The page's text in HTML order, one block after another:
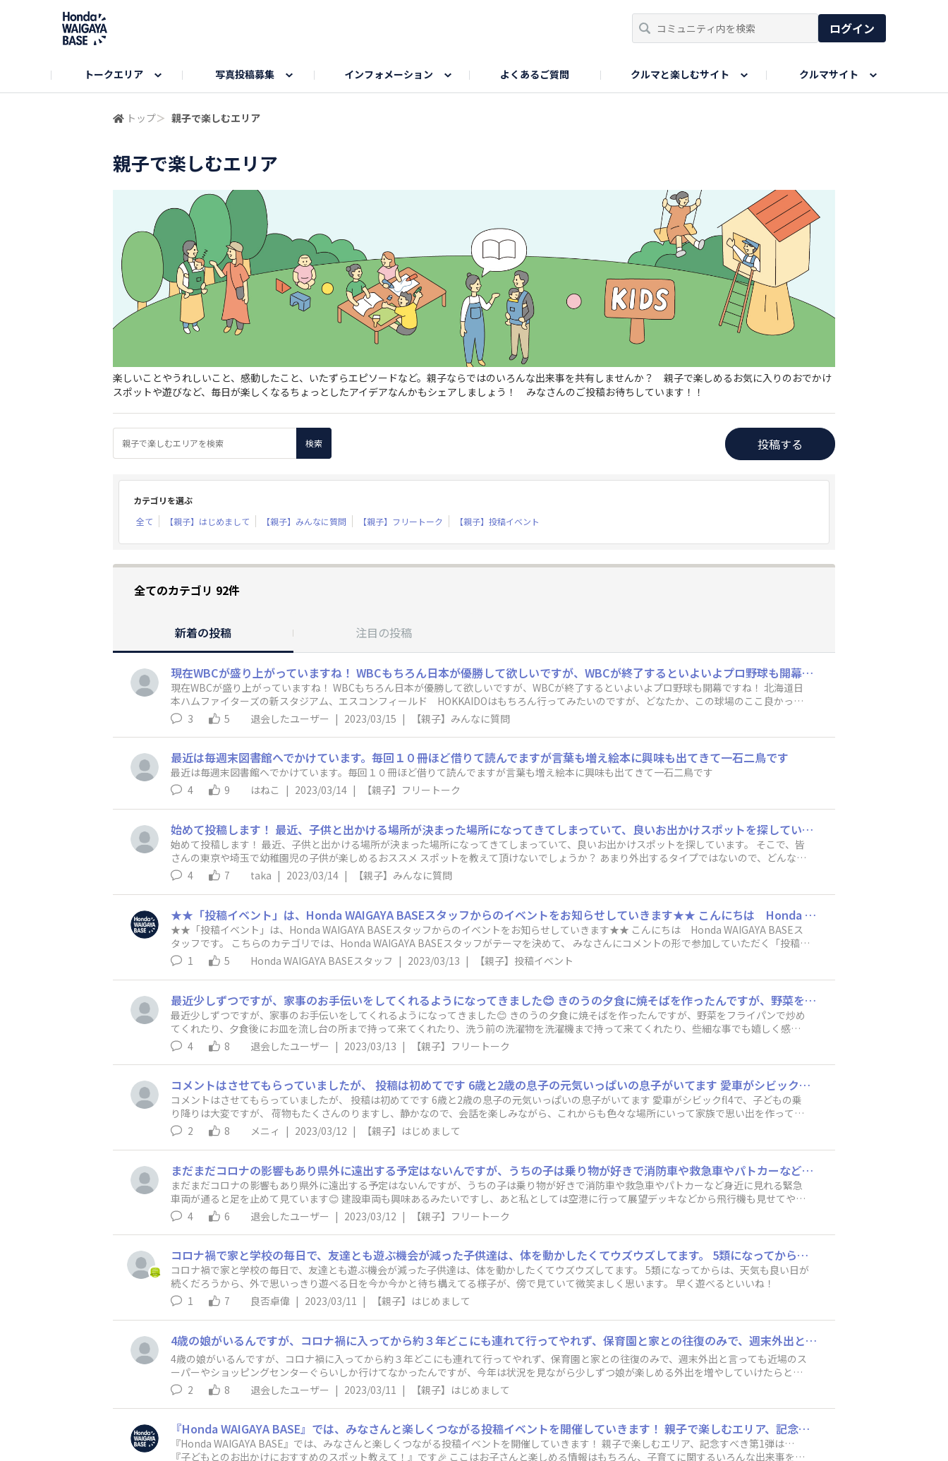
ログイン
トークエリア
旅とドライブエリア
Nシリーズエリア VEZELエリア
インターペット参加者エリア
写真投稿募集
ハロウィンアルバム
未来に残したい日本の絶景 とっておきのカレー写真
春の訪れ写真 シルバーウィーク 今年の夏、行って良かった場所
インフォメーション
コミュニティガイド
よくあるご質問 クルマと楽しむサイト
USER'S VOICE
クルマサイト
カーラインアップ
トップ＞ 親子で楽しむエリア
親子で楽しむエリア
楽しいことやうれしいこと、感動したこと、いたずらエピソードなど。親子ならではのいろんな出来事を共有しませんか？ 親子で楽しめるお気に入りのおでかけ
スポットや遊びなど、毎日が楽しくなるちょっとしたアイデアなんかもシェアしましょう！ みなさんのご投稿お待ちしています！！
投稿する
カテゴリを選ぶ
全て
【親子】はじめまして 【親子】みんなに質問 【親子】フリートーク 【親子】投稿イベント
全てのカテゴリ 92件
新着の投稿 注目の投稿
現在WBCが盛り上がっていますね！ WBCもちろん日本が優勝して欲しいですが、WBCが終了するといよいよプロ野球も開幕ですね！ 北海道日本ハムファイターズの新スタジアム、エスコンフィールド HOKKAIDOはもちろん行ってみたいのですが、どなたか、この球場のここ良かったよ！（食事でも・座席でも・見やすさでもなんでも！）とオススメの球場があったら教えてください。 なかなか、地方には行かれずです・・・😂 チャンスがあれば行きたい！！
現在WBCが盛り上がっていますね！ WBCもちろん日本が優勝して欲しいですが、WBCが終了するといよいよプロ野球も開幕ですね！ 北海道日
本ハムファイターズの新スタジアム、エスコンフィールド HOKKAIDOはもちろん行ってみたいのですが、どなたか、この球場のここ良かった
よ！（食事でも・座席でも・見やすさでもなんでも！）とオススメの球場があったら教えてください。 なかなか、地方には行かれずです・・・
😂 チャンスがあれば行きたい！！
3 5 退会したユーザー | 2023/03/15 | 【親子】みんなに質問
最近は毎週末図書館へでかけています。毎回１０冊ほど借りて読んでますが言葉も増え絵本に興味も出てきて一石二鳥です
最近は毎週末図書館へでかけています。毎回１０冊ほど借りて読んでますが言葉も増え絵本に興味も出てきて一石二鳥です
4
9 はねこ | 2023/03/14 | 【親子】フリートーク
始めて投稿します！ 最近、子供と出かける場所が決まった場所になってきてしまっていて、良いお出かけスポットを探しています。 そこで、皆さんの東京や埼玉で幼稚園児の子供が楽しめるおススメ スポットを教えて頂けないでしょうか？ あまり外出するタイプではないので、どんな情報でもいいので教えてください！
始めて投稿します！ 最近、子供と出かける場所が決まった場所になってきてしまっていて、良いお出かけスポットを探しています。 そこで、皆
さんの東京や埼玉で幼稚園児の子供が楽しめるおススメ スポットを教えて頂けないでしょうか？ あまり外出するタイプではないので、どんな情
報でもいいので教えてください！
4 7 taka | 2023/03/14 | 【親子】みんなに質問
★★「投稿イベント」は、Honda WAIGAYA BASEスタッフからのイベントをお知らせしていきます★★ こんにちは Honda WAIGAYA BASEスタッフです。 こちらのカテゴリでは、Honda WAIGAYA BASEスタッフがテーマを決めて、 みなさんにコメントの形で参加していただく「投稿イベント」のお知らせを掲載していきます。 是非、投稿へのコメントにて、参加してください！ なお、各地で開催されるイベント情報を伝えたい場合には、こちらのカテゴリではなく、 エリア内の「フリートーク」に投稿してくださいね。 皆さんからのご投稿をお待ちしています！ これからもHonda WAIGAYA BASEをよろしくお願いします。
★★「投稿イベント」は、Honda WAIGAYA BASEスタッフからのイベントをお知らせしていきます★★ こんにちは Honda WAIGAYA BASEス
タッフです。 こちらのカテゴリでは、Honda WAIGAYA BASEスタッフがテーマを決めて、 みなさんにコメントの形で参加していただく「投稿イ
ベント」のお知らせを掲載していきます。 是非、投稿へのコメントにて、参加してください！ なお、各地で開催されるイベント情報を伝えたい
場合には、こちらのカテゴリではなく、 エリア内の「フリートーク」に投稿してくださいね。 皆さんからのご投稿をお待ちしています！ これか
らもHonda WAIGAYA BASEをよろしくお願いします。
1 5 Honda WAIGAYA BASEスタッフ | 2023/03/13 | 【親子】投稿イベント
最近少しずつですが、家事のお手伝いをしてくれるようになってきました😊 きのうの夕食に焼そばを作ったんですが、野菜をフライパンで炒めてくれたり、夕食後にお皿を流し台の所まで持って来てくれたり、洗う前の洗濯物を洗濯機まで持って来てくれたり、些細な事でも嬉しく感じます😄 あと2年ほどで保育園を卒園になりますが、自分のペースで今後も成長していってくれたらなと思います😌
最近少しずつですが、家事のお手伝いをしてくれるようになってきました😊 きのうの夕食に焼そばを作ったんですが、野菜をフライパンで炒め
てくれたり、夕食後にお皿を流し台の所まで持って来てくれたり、洗う前の洗濯物を洗濯機まで持って来てくれたり、些細な事でも嬉しく感じ
ます😄 あと2年ほどで保育園を卒園になりますが、自分のペースで今後も成長していってくれたらなと思います😌
4 8 退会したユーザー | 2023/03/13 | 【親子】フリートーク
コメントはさせてもらっていましたが、 投稿は初めてです 6歳と2歳の息子の元気いっぱいの息子がいてます 愛車がシビックfl4で、子どもの乗り降りは大変ですが、 荷物もたくさんのりますし、静かなので、会話を楽しみながら、これからも色々な場所にいって家族で思い出を作っていければと思っています また皆さんと色々お話できれば、嬉しいです よろしくお願いします
コメントはさせてもらっていましたが、 投稿は初めてです 6歳と2歳の息子の元気いっぱいの息子がいてます 愛車がシビックfl4で、子どもの乗
り降りは大変ですが、 荷物もたくさんのりますし、静かなので、会話を楽しみながら、これからも色々な場所にいって家族で思い出を作ってい
ければと思っています また皆さんと色々お話できれば、嬉しいです よろしくお願いします
2 8 メニィ | 2023/03/12 | 【親子】はじめまして
まだまだコロナの影響もあり県外に遠出する予定はないんですが、うちの子は乗り物が好きで消防車や救急車やパトカーなど身近に見れる緊急車両が通ると足を止めて見ています😊 建設車両も興味あるみたいですし、あと私としては空港に行って展望デッキなどから飛行機も見せてやりたいと思っています😌航空自衛隊の航空祭なども機会があれば見せたいです😄本当にこの３年、コロナの影響でどこにも行けなかったので、落ち着いてきたら今までの時間を取り戻すかのように外出したいですね😊🚙
まだまだコロナの影響もあり県外に遠出する予定はないんですが、うちの子は乗り物が好きで消防車や救急車やパトカーなど身近に見れる緊急
車両が通ると足を止めて見ています😊 建設車両も興味あるみたいですし、あと私としては空港に行って展望デッキなどから飛行機も見せてやり
たいと思っています😌航空自衛隊の航空祭なども機会があれば見せたいです😄本当にこの３年、コロナの影響でどこにも行けなかったので、落
ち着いてきたら今までの時間を取り戻すかのように外出したいですね😊🚙
4 6 退会したユーザー | 2023/03/12 | 【親子】フリートーク
コロナ禍で家と学校の毎日で、友達とも遊ぶ機会が減った子供達は、体を動かしたくてウズウズしてます。 5類になってからは、天気も良い日が続くだろうから、外で思いっきり遊べる日を今か今かと待ち構えてる様子が、傍で見ていて微笑ましく思います。 早く遊べるといいね！
コロナ禍で家と学校の毎日で、友達とも遊ぶ機会が減った子供達は、体を動かしたくてウズウズしてます。 5類になってからは、天気も良い日が
続くだろうから、外で思いっきり遊べる日を今か今かと待ち構えてる様子が、傍で見ていて微笑ましく思います。 早く遊べるといいね！
1
7 良否卓偉 | 2023/03/11 | 【親子】はじめまして
4歳の娘がいるんですが、コロナ禍に入ってから約３年どこにも連れて行ってやれず、保育園と家との往復のみで、週末外出と言っても近場のスーパーやショッピングセンターぐらいしか行けてなかったんですが、今年は状況を見ながら少しずつ娘が楽しめる外出を増やしていけたらと思っています😊 Nボックスに活躍してもらいます❗😄
4歳の娘がいるんですが、コロナ禍に入ってから約３年どこにも連れて行ってやれず、保育園と家との往復のみで、週末外出と言っても近場のス
ーパーやショッピングセンターぐらいしか行けてなかったんですが、今年は状況を見ながら少しずつ娘が楽しめる外出を増やしていけたらと思
っています😊 Nボックスに活躍してもらいます❗😄
2 8 退会したユーザー | 2023/03/11 | 【親子】はじめまして
『Honda WAIGAYA BASE』では、みなさんと楽しくつながる投稿イベントを開催していきます！ 親子で楽しむエリア、記念すべき第1弾は…『子どもとのお出かけにおすすめのスポット教えて！』です🎉 ここはお子さんと楽しめる情報はもちろん、子育てに関するいろんな出来事を共有できる「親子で楽しむエリア」です👶 あっという間に過ぎてしまう子育ての時間。 大変ではあるけれど、子どもと一緒に過ごせる幸せな時間でもあります🌼 ここでは子育てが少しラクになるアイテムや親子で楽しめるスポットなどの情報交換はもちろん、 時には親同士で励ましあうなど親子に関することならなんでもOK！ 今回は、子どもとのお出かけにぴったりな「おすすめスポット」を投稿で教えてください♪ 具体的な地名や場所でも、「公園」「児童館」などでもOKです！ これがあって子連れでも便利！や子どもが喜ぶ！など、おすすめの理由もぜひ一緒に投稿してください！ 他のユーザーの方の投稿に対して「いいね」や「コメント」がつけられますので、 感想や気になることなど積極的に交流してHonda WAIGAYA BASEを楽しんでくださいね😊 ＜参加方法＞ 下記の【トークにコメントする】から投稿してください。 ―――――――――――――――――――――――――――――――――――― Hondaがお届けする子育て家族の応援サイトHonda Kidsもぜひチェックしてくださいね！
『Honda WAIGAYA BASE』では、みなさんと楽しくつながる投稿イベントを開催していきます！ 親子で楽しむエリア、記念すべき第1弾は…
『子どもとのお出かけにおすすめのスポット教えて！』です🎉 ここはお子さんと楽しめる情報はもちろん、子育てに関するいろんな出来事を共